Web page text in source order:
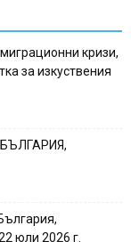
кризи,
за изкуствения
юли 2026 г.